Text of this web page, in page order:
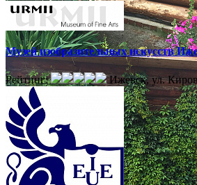
Музей изобразительных искусств
Рейтинг: Ижевск, ул.